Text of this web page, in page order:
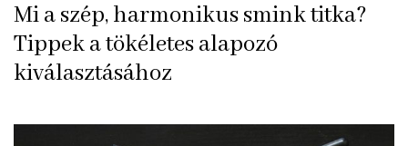
Mi a szép, harmonikus smink titka?
Tippek a tökéletes alapozó
kiválasztásához